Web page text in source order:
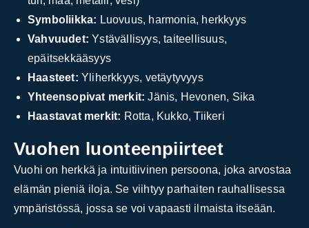
Symboliikka: Luovuus, harmonia, herkkyys
Vahvuudet: Ystävällisyys, taiteellisuus,
epäitsekkääsyys
Haasteet: Yliherkkyys, vetäytyvyys
Yhteensopivat merkit: Jänis, Hevonen, Sika
Haastavat merkit: Rotta, Kukko, Tiikeri
Vuohen luonteenpiirteet
Vuohi on herkkä ja intuitiivinen persoona, joka arvostaa
elämän pieniä iloja. Se viihtyy parhaiten rauhallisessa
ympäristössä, jossa se voi vapaasti ilmaista itseään.